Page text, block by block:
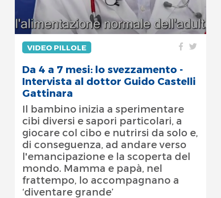
VIDEO PILLOLE
Da 4 a 7 mesi: lo svezzamento -
Intervista al dottor Guido Castelli
Gattinara
Il bambino inizia a sperimentare
cibi diversi e sapori particolari, a
giocare col cibo e nutrirsi da solo e,
di conseguenza, ad andare verso
l'emancipazione e la scoperta del
mondo. Mamma e papà, nel
frattempo, lo accompagnano a
‘diventare grande’